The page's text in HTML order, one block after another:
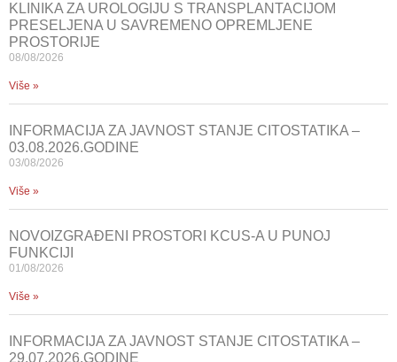
KLINIKA ZA UROLOGIJU S TRANSPLANTACIJOM
PRESELJENA U SAVREMENO OPREMLJENE
PROSTORIJE
08/08/2026
Više »
INFORMACIJA ZA JAVNOST STANJE CITOSTATIKA –
03.08.2026.GODINE
03/08/2026
Više »
NOVOIZGRAĐENI PROSTORI KCUS-A U PUNOJ
FUNKCIJI
01/08/2026
Više »
INFORMACIJA ZA JAVNOST STANJE CITOSTATIKA –
29.07.2026.GODINE